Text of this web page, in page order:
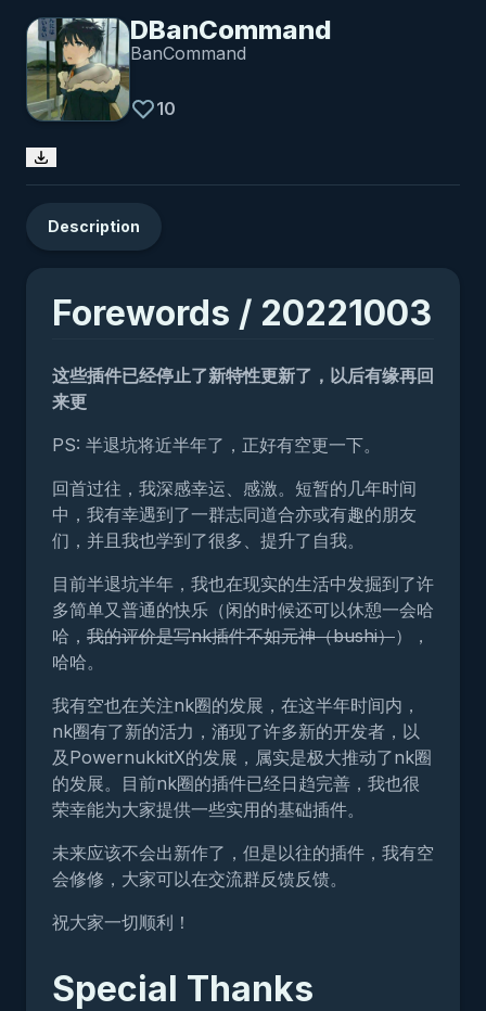
DBanCommand
BanCommand
10
Description
Forewords / 20221003
这些插件已经停止了新特性更新了，以后有缘再回
来更
PS: 半退坑将近半年了，正好有空更一下。
回首过往，我深感幸运、感激。短暂的几年时间
中，我有幸遇到了一群志同道合亦或有趣的朋友
们，并且我也学到了很多、提升了自我。
目前半退坑半年，我也在现实的生活中发掘到了许
多简单又普通的快乐（闲的时候还可以休憩一会哈
哈， 我的评价是写nk插件不如元神（bushi）），
哈哈。
我有空也在关注nk圈的发展，在这半年时间内，
nk圈有了新的活力，涌现了许多新的开发者，以
及PowernukkitX的发展，属实是极大推动了nk圈
的发展。目前nk圈的插件已经日趋完善，我也很
荣幸能为大家提供一些实用的基础插件。
未来应该不会出新作了，但是以往的插件，我有空
会修修，大家可以在交流群反馈反馈。
祝大家一切顺利！
Special Thanks